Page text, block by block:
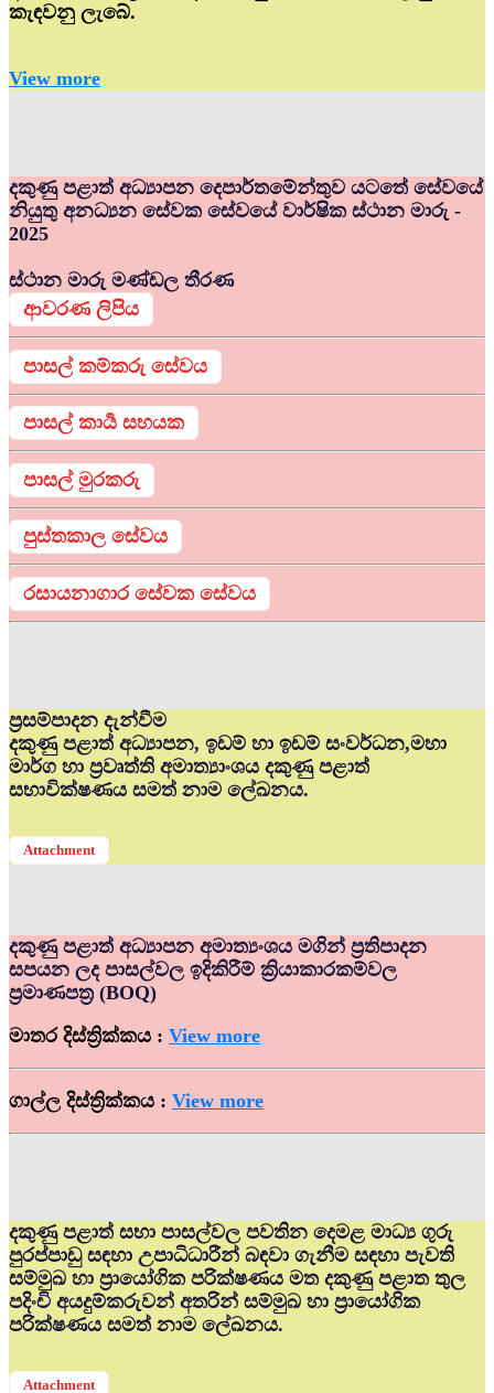
කැඳවනු ලැබේ.
View more
දකුණු පළාත් අධ්‍යාපන දෙපාර්තමේන්තුව යටතේ සේවයේ
නියුතු අනධ්‍යන සේවක සේවයේ වාර්ෂික ස්ථාන මාරු -
2025
ස්ථාන මාරු මණ්ඩල තීරණ
ආවරණ ලිපිය
පාසල් කම්කරු සේවය
පාසල් කාර්‍ය සහයක
පාසල් මුරකරු
පුස්තකාල සේවය
රසායනාගාර සේවක සේවය
ප්‍රසම්පාදන දැන්වීම
දකුණු පළාත් අධ්‍යාපන, ඉඩම් හා ඉඩම් සංවර්ධන,මහා
මාර්ග හා ප්‍රවෘත්ති අමාත්‍යාංශය දකුණු පළාත්
සභාවික්ෂණය සමත් නාම ලේඛනය.
Attachment
දකුණු පළාත් අධ්‍යාපන අමාත්‍යංශය මගින් ප්‍රතිපාදන
සපයන ලද පාසල්වල ඉදිකිරීම් ක්‍රියාකාරකම්වල
ප්‍රමාණපත්‍ර (BOQ)
මාතර දිස්ත්‍රික්කය : View more
ගාල්ල දිස්ත්‍රික්කය : View more
දකුණු පළාත් සභා පාසල්වල පවතින දෙමළ මාධ්‍ය ගුරු
පුරප්පාඩු සඳහා උපාධිධාරීන් බඳවා ගැනීම සඳහා පැවති
සම්මුඛ හා ප්‍රායෝගික පරික්ෂණය මත දකුණු පළාත තුල
පදිංචි අයදුම්කරුවන් අතරින් සම්මුඛ හා ප්‍රායෝගික
පරික්ෂණය සමත් නාම ලේඛනය.
Attachment